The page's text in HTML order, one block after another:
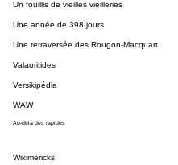
Un fouillis de vieilles vieilleries
Une année de 398 jours
Une retraversée des Rougon-Macquart
Valaoritides
Versikipédia
WAW
Au-delà des rapides
Wikimericks